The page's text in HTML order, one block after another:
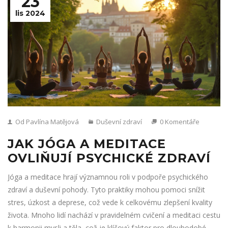
lis 2024
Od Pavlína Matějová Duševní zdraví 0 Komentáře
JAK JÓGA A MEDITACE
OVLIŇUJÍ PSYCHICKÉ ZDRAVÍ
Jóga a meditace hrají významnou roli v podpoře psychického
zdraví a duševní pohody. Tyto praktiky mohou pomoci snížit
stres, úzkost a deprese, což vede k celkovému zlepšení kvality
života. Mnoho lidí nachází v pravidelném cvičení a meditaci cestu